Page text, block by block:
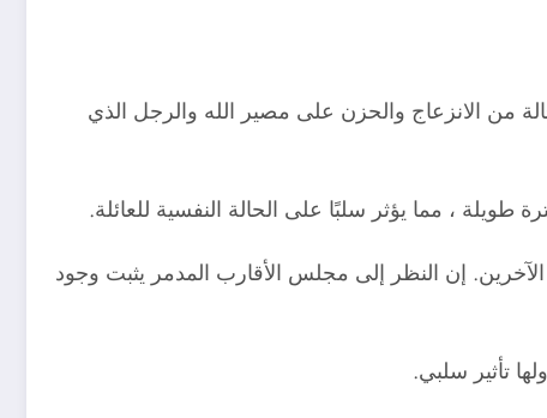
من الانزعاج والحزن على مصير الله والرجل الذي
، مما يؤثر سلبًا على الحالة النفسية للعائلة.
إن النظر إلى مجلس الأقارب المدمر يثبت وجود
تأثير سلبي.